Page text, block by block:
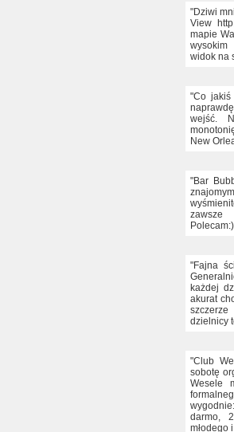
"Dziwi
View
mapie
wysokim
widok na
"Co
wejść.
New
"Bar
zawsze
"Fajna
każdej
akurat
dzielnicy
"Club
sobotę
Wesele
darmo,
młodego